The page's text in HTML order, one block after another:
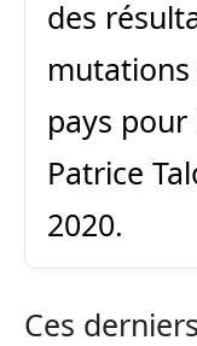
des
mutations
pays
Patrice
2020.
Ces